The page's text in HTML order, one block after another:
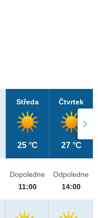
Středa
25 °C
Čtvrtek
27 °C
Dopoledne
11:00
Odpoledne
14:00